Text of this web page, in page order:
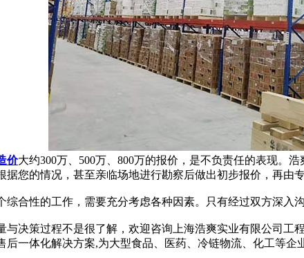
价大约300万、500万、800万的报价，是不负责任的表现。
您的情况，甚至亲临场地进行勘察后做出初步报价，再由
性的工作，需要充分考虑各种因素。只有经过双方深入
策过程不是很了解，欢迎咨询上海浩爽实业有限公司工
一体化解决方案,为大型食品、医药、冷链物流、化工等企